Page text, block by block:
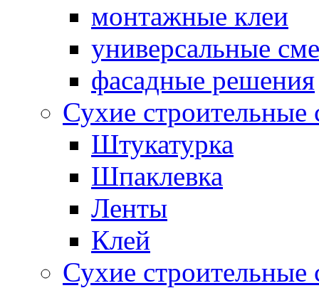
монтажные клеи
универсальные
фасадные решения
Сухие
Штукатурка
Шпаклевка
Ленты
Клей
Сухие